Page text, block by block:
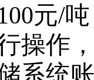
元/
操作
系统